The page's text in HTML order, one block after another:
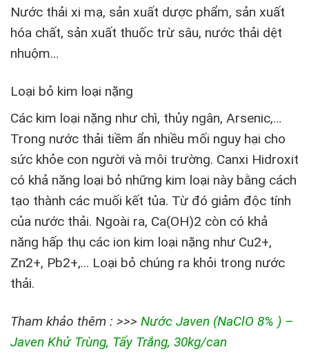
Nước thải xi mạ, sản xuất dược phẩm, sản xuất
hóa chất, sản xuất thuốc trừ sâu, nước thải dệt
nhuộm…
Loại bỏ kim loại nặng
Các kim loại nặng như chì, thủy ngân, Arsenic,…
Trong nước thải tiềm ẩn nhiều mối nguy hại cho
sức khỏe con người và môi trường. Canxi Hidroxit
có khả năng loại bỏ những kim loại này bằng cách
tạo thành các muối kết tủa. Từ đó giảm độc tính
của nước thải. Ngoài ra, Ca(OH)2 còn có khả
năng hấp thụ các ion kim loại nặng như Cu2+,
Zn2+, Pb2+,… Loại bỏ chúng ra khỏi trong nước
thải.
Tham khảo thêm : >>> Nước Javen (NaClO 8% ) –
Javen Khử Trùng, Tẩy Trắng, 30kg/can